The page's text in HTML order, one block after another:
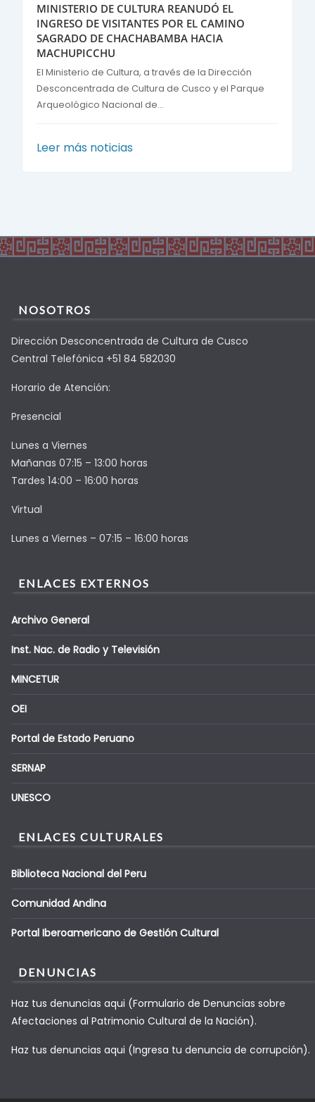
MINISTERIO DE CULTURA REANUDÓ EL
INGRESO DE VISITANTES POR EL CAMINO
SAGRADO DE CHACHABAMBA HACIA
MACHUPICCHU
El Ministerio de Cultura, a través de la Dirección
Desconcentrada de Cultura de Cusco y el Parque
Arqueológico Nacional de...
Leer más noticias
NOSOTROS
Dirección Desconcentrada de Cultura de Cusco
Central Telefónica +51 84 582030
Horario de Atención:
Presencial
Lunes a Viernes
Mañanas 07:15 – 13:00 horas
Tardes 14:00 – 16:00 horas
Virtual
Lunes a Viernes – 07:15 – 16:00 horas
ENLACES EXTERNOS
Archivo General
Inst. Nac. de Radio y Televisión
MINCETUR
OEI
Portal de Estado Peruano
SERNAP
UNESCO
ENLACES CULTURALES
Biblioteca Nacional del Peru
Comunidad Andina
Portal Iberoamericano de Gestión Cultural
DENUNCIAS
Haz tus denuncias aqui (Formulario de Denuncias sobre
Afectaciones al Patrimonio Cultural de la Nación).
Haz tus denuncias aqui (Ingresa tu denuncia de corrupción).